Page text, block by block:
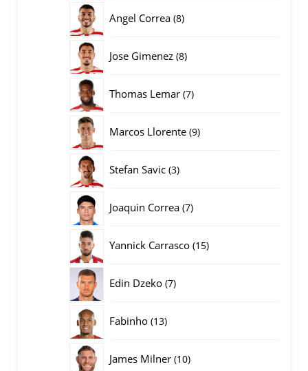
Angel Correa 88
Jose Gimenez 88
Thomas Lemar 77
Marcos Llorente 99
Stefan Savic 33
Joaquin Correa 77
Yannick Carrasco 1515
Edin Dzeko 77
Fabinho 1313
James Milner 1010